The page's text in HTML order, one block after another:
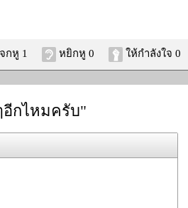
ให้กำลังใจ 0
หยิกหู 0
กหู 1
อีกไหมครับ"